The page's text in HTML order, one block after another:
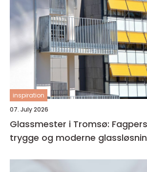
inspiration
07. July 2026
Glassmester i Tromsø:
trygge og moderne